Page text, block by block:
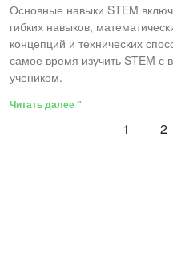
Основные навыки STEM
гибких навыков,
концепций и технических
самое время изучить STEM
учеником.
Читать далее "
1 2